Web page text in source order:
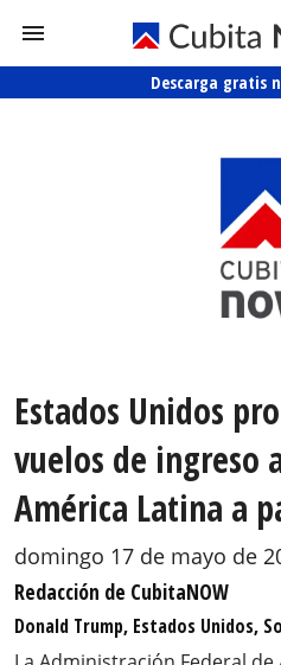
Descarga gratis
Estados Unidos
vuelos de ingreso
América Latina a
domingo 17 de mayo de
Redacción de CubitaNOW
Donald Trump, Estados Unidos,